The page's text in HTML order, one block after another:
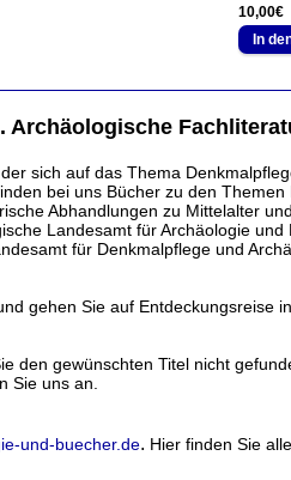
10,00€
Archäologische
sich auf das Thema
bei uns Bücher zu den Themen
Abhandlungen zu Mittelalter
Landesamt für Archäologie und
für Denkmalpflege und
gehen Sie auf Entdeckungsreise
den gewünschten Titel nicht
Sie uns an.
und-buecher.de. Hier finden Sie